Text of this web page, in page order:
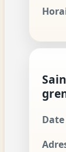
Date